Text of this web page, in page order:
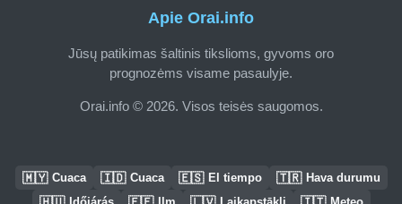
Apie Orai.info
Jūsų patikimas šaltinis tikslioms, gyvoms oro
prognozėms visame pasaulyje.
Orai.info © 2026. Visos teisės saugomos.
🇲🇾 Cuaca 🇮🇩 Cuaca 🇪🇸 El tiempo 🇹🇷 Hava durumu